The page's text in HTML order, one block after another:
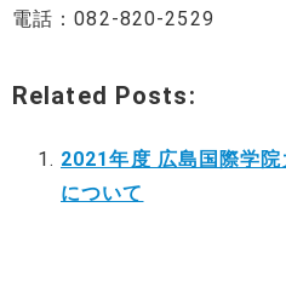
電話：082-820-2529
Related Posts:
2021年度 広島国際学
について